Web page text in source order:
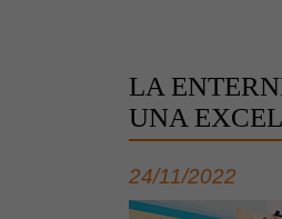
LA
UNA
24/11/2022